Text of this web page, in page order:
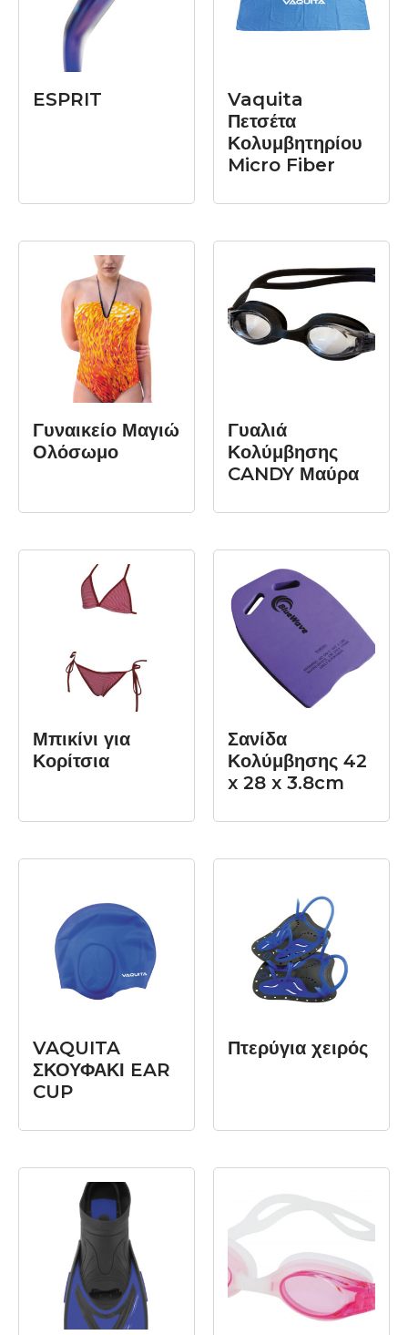
ΠΕΡΙΣΣΌΤΕΡΑ
ESPRIT
ΠΕΡΙΣΣΌΤΕΡΑ
Vaquita
Πετσέτα
Κολυμβητηρίου
Micro Fiber
ΔΙΑΒΆΣΤΕ
ΠΕΡΙΣΣΌΤΕΡΑ
Γυναικείο Μαγιώ
Ολόσωμο
ΔΙΑΒΆΣΤΕ
ΠΕΡΙΣΣΌΤΕΡΑ
Γυαλιά
Κολύμβησης
CANDY Μαύρα
ΠΕΡΙΣΣΌΤΕΡΑ
Μπικίνι για
Κορίτσια
ΔΙΑΒΆΣΤΕ
ΠΕΡΙΣΣΌΤΕΡΑ
Σανίδα
Κολύμβησης 42
x 28 x 3.8cm
ΔΙΑΒΆΣΤΕ
ΠΕΡΙΣΣΌΤΕΡΑ
VAQUITA
ΣΚΟΥΦΑΚΙ EAR
CUP
ΔΙΑΒΆΣΤΕ
ΠΕΡΙΣΣΌΤΕΡΑ
Πτερύγια χειρός
ΔΙΑΒΆΣΤΕ
ΠΕΡΙΣΣΌΤΕΡΑ
ΠΕΡΙΣΣΌΤΕΡΑ